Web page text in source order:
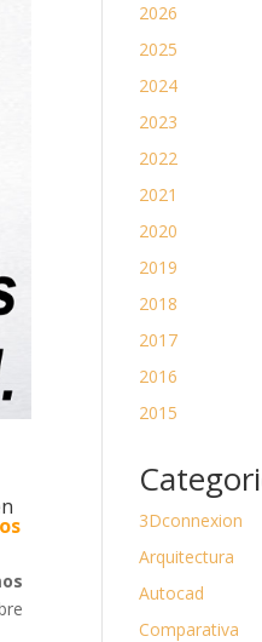
2026
2025
2024
2023
2022
2021
2020
2019
2018
2017
2016
2015
3Dconnexion
Arquitectura
Autocad
Comparativa